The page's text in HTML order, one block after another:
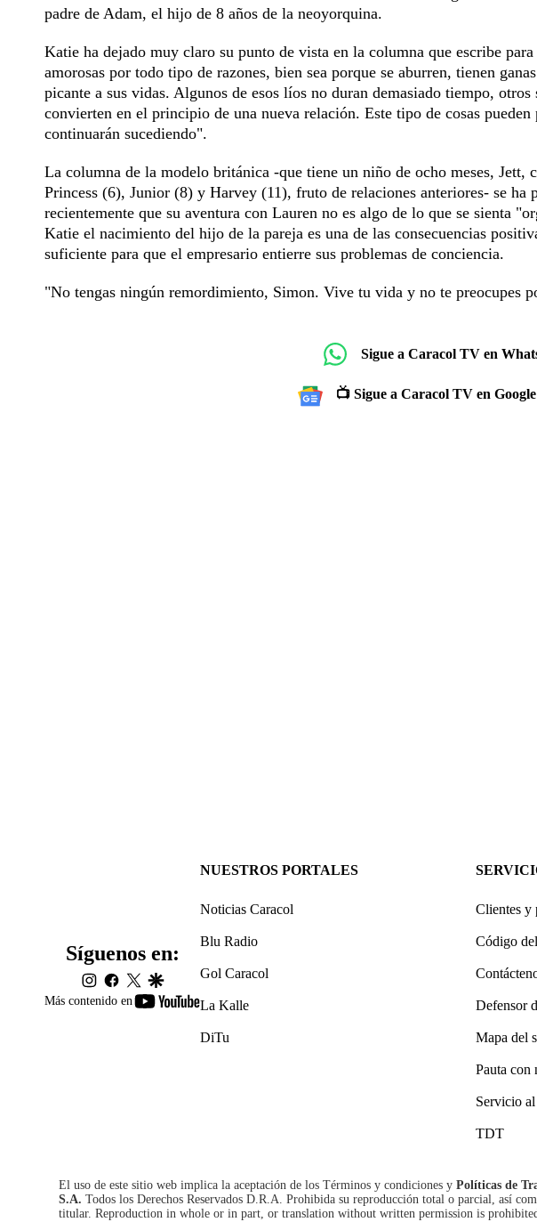
padre de Adam, el hijo de 8 años de la neoyorquina.
Katie ha dejado muy claro su punto de vista en la columna que escribe
amorosas por todo tipo de razones, bien sea porque se aburren, tienen
picante a sus vidas. Algunos de esos líos no duran demasiado tiempo,
convierten en el principio de una nueva relación. Este tipo de cosas pueden
continuarán sucediendo".
La columna de la modelo británica -que tiene un niño de ocho meses,
Princess (6), Junior (8) y Harvey (11), fruto de relaciones anteriores- se ha
recientemente que su aventura con Lauren no es algo de lo que se sienta
Katie el nacimiento del hijo de la pareja es una de las consecuencias
suficiente para que el empresario entierre sus problemas de conciencia.
"No tengas ningún remordimiento, Simon. Vive tu vida y no te preocupes
Sigue a Caracol TV en
📺 Sigue a Caracol TV en
Más contenido en
youtube-
Síguenos en:
instagram
facebook
twittergoogle
NUESTROS PORTALES
Noticias Caracol
Blu Radio
Gol Caracol
La Kalle
DiTu
Clientes y
Código
Defensor
Mapa del
Pauta con
Servicio
TDT
El uso de este sitio web implica la aceptación de los Términos y condiciones y Políticas de
S.A. Todos los Derechos Reservados D.R.A. Prohibida su reproducción total o parcial, así
titular. Reproduction in whole or in part, or translation without written permission is